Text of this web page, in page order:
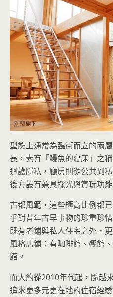
型態上通常為臨街而立的兩
長，素有「鰻魚的寢床」之
迴護隱私，廳房則從公共到
後方設有兼具採光與賞玩功
古都風範，這些極高比例都
乎對昔年古早事物的珍重珍
既有老鋪與私人住宅之外，
風格店鋪：有咖啡館、餐館
館。
而大約從2010年代起，隨越
追求更多元更在地的住宿經